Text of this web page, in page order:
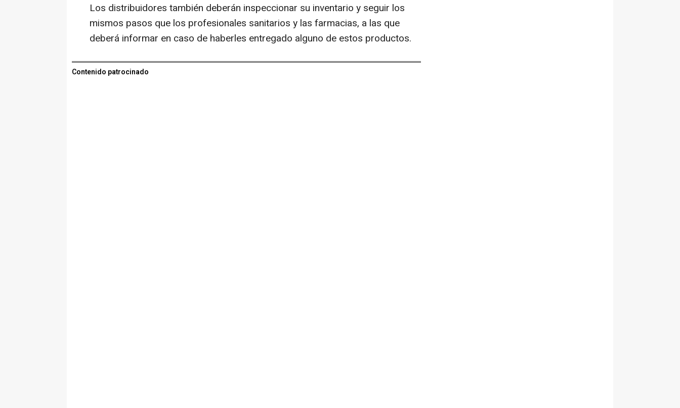
Los distribuidores también deberán inspeccionar su inventario y seguir los
mismos pasos que los profesionales sanitarios y las farmacias, a las que
deberá informar en caso de haberles entregado alguno de estos productos.
Contenido patrocinado